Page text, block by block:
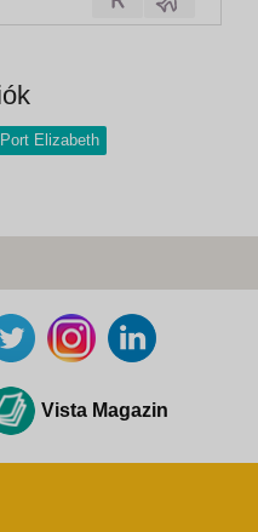
Port Elizabeth
Vista Magazin